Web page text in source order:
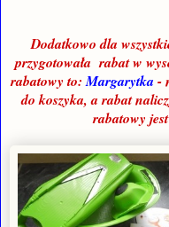
Dodatkowo dla
przygotowała rabatw
rabatowy to:Margarytka -
do koszyka, a rabat
rabatowy